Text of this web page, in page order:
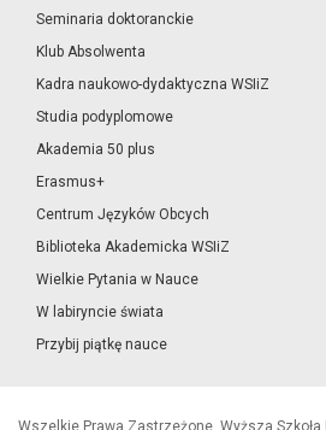
Seminaria doktoranckie
Klub Absolwenta
Kadra naukowo-dydaktyczna WSIiZ
Studia podyplomowe
Akademia 50 plus
Erasmus+
Centrum Języków Obcych
Biblioteka Akademicka WSIiZ
Wielkie Pytania w Nauce
W labiryncie świata
Przybij piątkę nauce
Wszelkie Prawa Zastrzeżone, Wyższa